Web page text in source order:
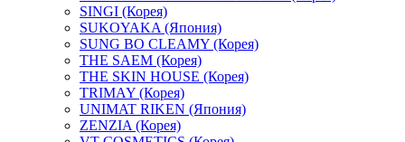
SINGI (Корея)
SUKOYAKA (Япония)
SUNG BO CLEAMY (Корея)
THE SAEM (Корея)
THE SKIN HOUSE (Корея)
TRIMAY (Корея)
UNIMAT RIKEN (Япония)
ZENZIA (Корея)